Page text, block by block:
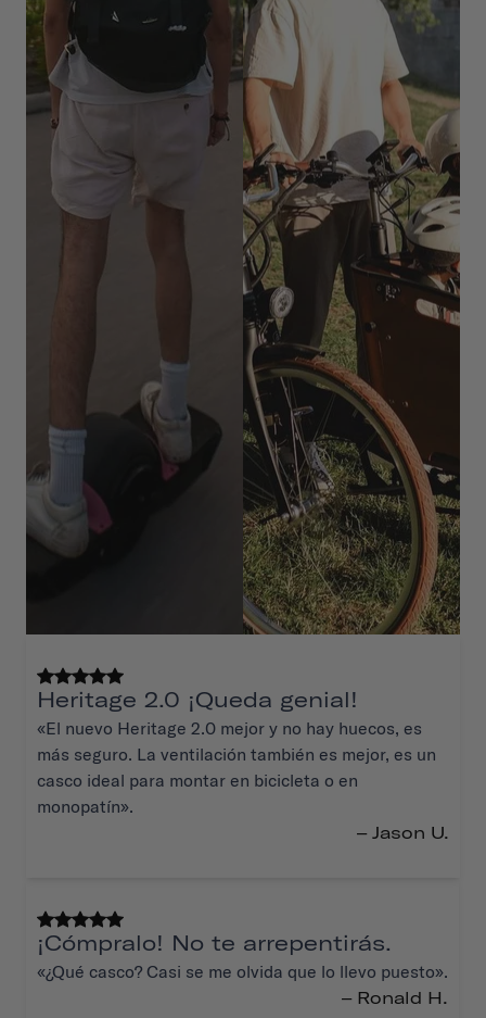
Heritage 2.0 ¡Queda genial!
«El nuevo Heritage 2.0 mejor y no hay huecos, es
más seguro. La ventilación también es mejor, es un
casco ideal para montar en bicicleta o en
monopatín».
– Jason U.
¡Cómpralo! No te arrepentirás.
«¿Qué casco? Casi se me olvida que lo llevo puesto».
– Ronald H.